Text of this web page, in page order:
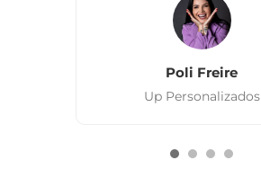
Poli Freire
Up Personalizados